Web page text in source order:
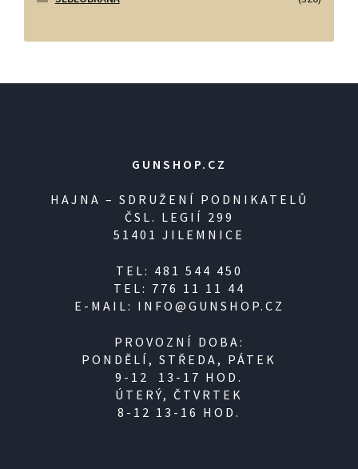
GUNSHOP.CZ
HAJNA – SDRUŽENÍ PODNIKATELŮ
ČSL. LEGIÍ 299
51401 JILEMNICE
TEL: 481 544 450
TEL: 776 11 11 44
E-MAIL: INFO@GUNSHOP.CZ
PROVOZNÍ DOBA:
PONDĚLÍ, STŘEDA, PÁTEK
9-12 13-17 HOD.
ÚTERÝ, ČTVRTEK
8-12 13-16 HOD.